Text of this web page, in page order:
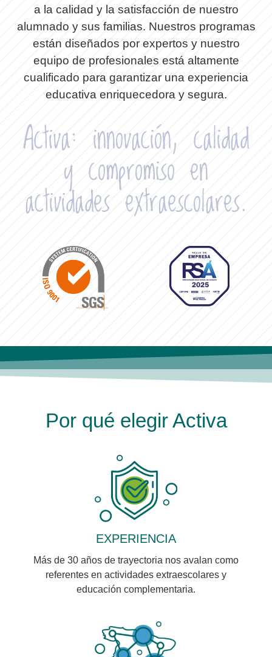
a la calidad y la satisfacción de nuestro
alumnado y sus familias. Nuestros programas
están diseñados por expertos y nuestro
equipo de profesionales está altamente
cualificado para garantizar una experiencia
educativa enriquecedora y segura.
Activa: innovación, calidad
y compromiso en
actividades extraescolares.
Por qué elegir Activa
EXPERIENCIA
Más de 30 años de trayectoria nos avalan como
referentes en actividades extraescolares y
educación complementaria.